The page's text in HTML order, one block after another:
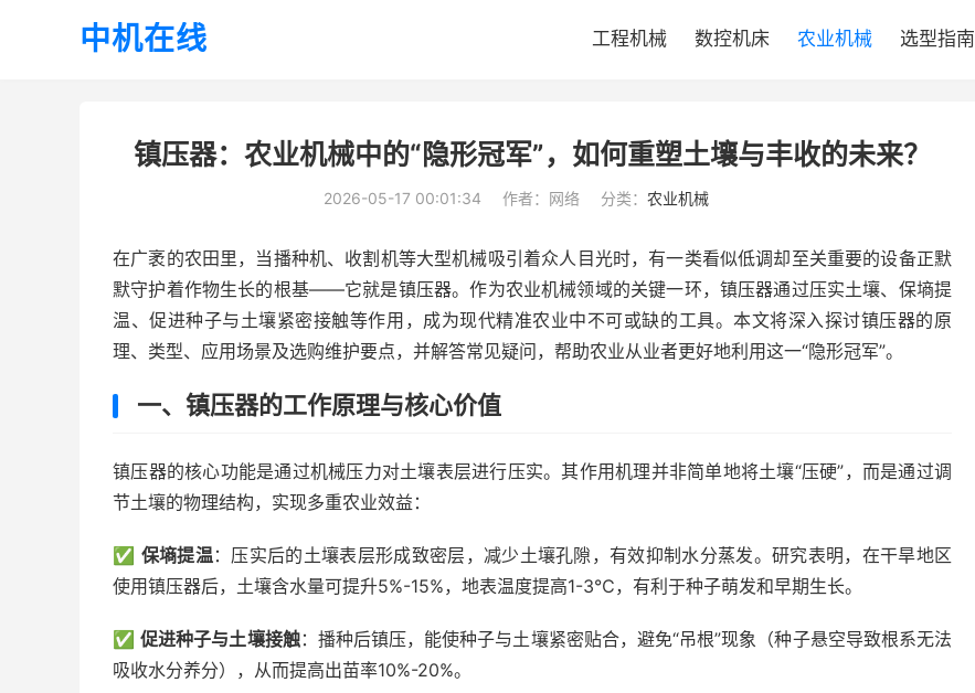
中机在线 工程机械 数控机床 农业机械 选型指南
镇压器：农业机械中的“隐形冠军”，如何重塑土壤与丰收的未来？
2026-05-17 00:01:34 作者：网络 分类： 农业机械
在广袤的农田里，当播种机、收割机等大型机械吸引着众人目光时，有一类看似低调却至关重要的设备正默
默守护着作物生长的根基——它就是镇压器。作为农业机械领域的关键一环，镇压器通过压实土壤、保墒提
温、促进种子与土壤紧密接触等作用，成为现代精准农业中不可或缺的工具。本文将深入探讨镇压器的原
理、类型、应用场景及选购维护要点，并解答常见疑问，帮助农业从业者更好地利用这一“隐形冠军”。
一、镇压器的工作原理与核心价值
镇压器的核心功能是通过机械压力对土壤表层进行压实。其作用机理并非简单地将土壤“压硬”，而是通过调
节土壤的物理结构，实现多重农业效益：
✅ 保墒提温：压实后的土壤表层形成致密层，减少土壤孔隙，有效抑制水分蒸发。研究表明，在干旱地区
使用镇压器后，土壤含水量可提升5%-15%，地表温度提高1-3℃，有利于种子萌发和早期生长。
✅促进种子与土壤接触：播种后镇压，能使种子与土壤紧密贴合，避免“吊根”现象（种子悬空导致根系无法
吸收水分养分），从而提高出苗率10%-20%。